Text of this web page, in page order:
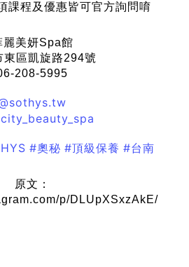
課程及優惠皆可官方詢問唷
麗美妍Spa館
東區凱旋路294號
208-5995
#奧秘 #頂級保養 #台南
原文：
p/DLUpXSxzAkE/